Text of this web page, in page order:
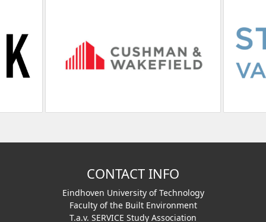
CONTACT INFO
Eindhoven University of Technology
Faculty of the Built Environment
T.a.v. SERVICE Study Association